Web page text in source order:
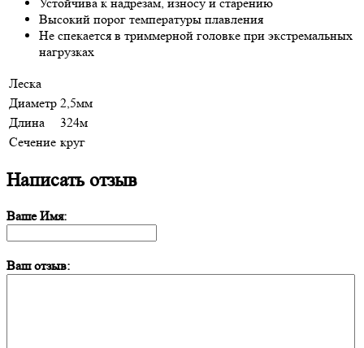
Высокий порог температуры плавления
Не спекается в триммерной головке при экстремальных
нагрузках
Леска
Диаметр 2,5мм
Длина
324м
Сечение круг
Написать отзыв
Ваше Имя:
Ваш отзыв: